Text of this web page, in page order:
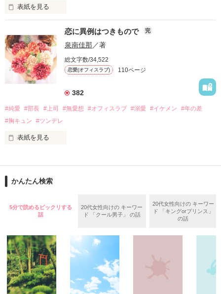
私はいるの!?
2018.11.29 ー 2019.12.23
⭐️素敵なレビューどうもありがとう
ございざました〜❤️❤️❤️
表紙を見る
社長秘書　泉崎季里(32)
あなたの未来のために、この手を離したのに
最後だと決めていた一夜に私は奇跡を授かった
この命は私がすべてをかけて守っていく
あなたを愛した証だから・・・
あなたへの諦められない愛の分も
この子にすべてを捧ぐ・・・
※たくさんの方にお読みいただいています。ありがとうござい
い”と”はじまり”をお読みいただけたら嬉しいです。
※ランキング1位いただきました。ありがとうございます。順
位がすべてではありませんが、たくさんの方にお読みいただけ
るチャンスをいただいたこと、心から感謝しています。そして
恋に異例はつきもので 完
泉南佳那 ／著
総文字数/34,522
恋愛(オフィスラブ) 110ページ
382
#純愛 #部長 #上司 #無愛想 #オフィスラブ #溺愛 #イケメン
#年の差
#胸キュン
#ツンデレ
表紙を見る
元気いっぱい営業部員、辻本花梨27歳
敏腕だけど冷徹と噂されている
ある朝、花梨が出社すると
異動先は木沢部長率いる
〝ブランディング戦略部〟。
なんでこんな時期に……
かんたん検索
5分で読めるビックリする
話
20代女性向けの キーワー
ド 「クール男子」 の話
20代女性向けの キーワー
ド 「キングorプリンス」
の話